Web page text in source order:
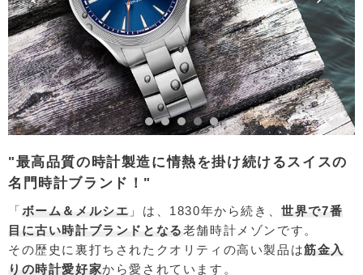
"最高品質の時計製造に情熱を掛け続けるスイスの
名門時計ブランド！"
「ボーム＆メルシエ 」は、1830年から続き、世界で7番
目に古い時計ブランドとなる老舗時計メゾンです。
その歴史に裏打ちされたクオリティの高い製品は筋金入
りの時計愛好家から愛されています。